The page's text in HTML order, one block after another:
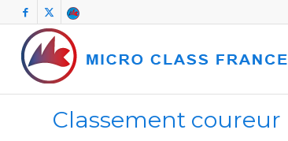
Classement coureur